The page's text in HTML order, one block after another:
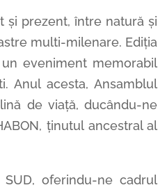
și prezent, între natură și
multi-milenare. Ediția
eveniment memorabil
Anul acesta, Ansamblul
de viață, ducându-ne
ținutul ancestral al
oferindu-ne cadrul